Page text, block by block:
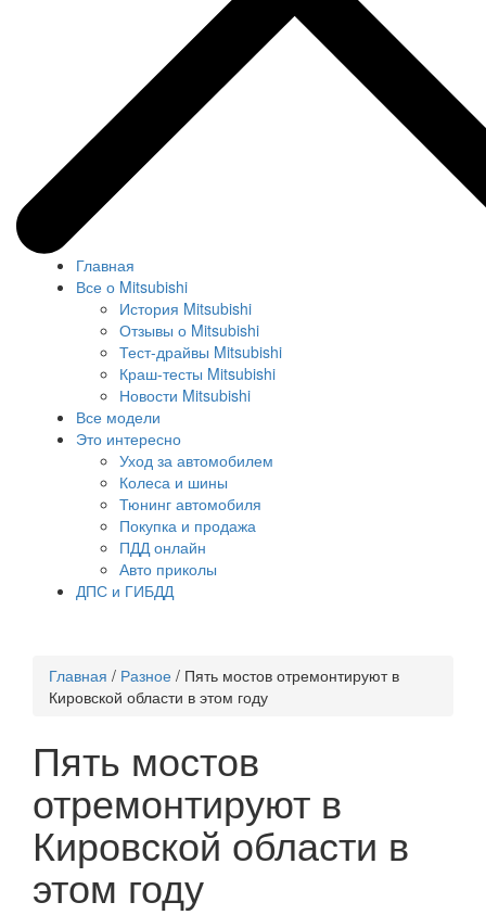
Главная
Все о Mitsubishi
История Mitsubishi
Отзывы о Mitsubishi
Тест-драйвы Mitsubishi
Краш-тесты Mitsubishi
Новости Mitsubishi
Все модели
Это интересно
Уход за автомобилем
Колеса и шины
Тюнинг автомобиля
Покупка и продажа
ПДД онлайн
Авто приколы
ДПС и ГИБДД
Главная / Разное / Пять мостов отремонтируют в
Кировской области в этом году
Пять мостов
отремонтируют в
Кировской области в
этом году